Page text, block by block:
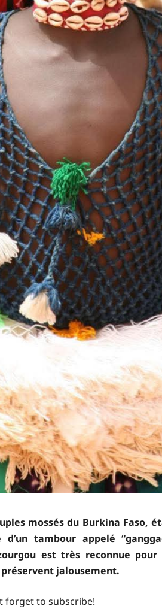
mossés du Burkina Faso,
d’un tambour appelé
est très reconnue
jalousement.
forget to subscribe!